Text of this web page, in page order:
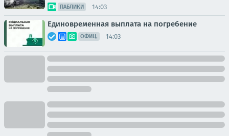
ПАБЛИКИ 14:03
Единовременная выплата на погребение
ОФИЦ. 14:03